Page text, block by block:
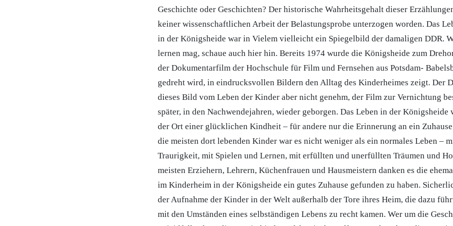
Geschichte oder Geschichten? Der historische Wahrheitsgehalt dieser
keiner wissenschaftlichen Arbeit der Belastungsprobe unterzogen worden. Das
in der Königsheide war in Vielem vielleicht ein Spiegelbild der damaligen DDR.
lernen mag, schaue auch hier hin. Bereits 1974 wurde die Königsheide zum
der Dokumentarfilm der Hochschule für Film und Fernsehen aus Potsdam-
gedreht wird, in eindrucksvollen Bildern den Alltag des Kinderheimes zeigt. Der
dieses Bild vom Leben der Kinder aber nicht genehm, der Film zur Vernichtung
später, in den Nachwendejahren, wieder geborgen. Das Leben in der Königsheide
der Ort einer glücklichen Kindheit – für andere nur die Erinnerung an ein
die meisten dort lebenden Kinder war es nicht weniger als ein normales Leben –
Traurigkeit, mit Spielen und Lernen, mit erfüllten und unerfüllten Träumen und
meisten Erziehern, Lehrern, Küchenfrauen und Hausmeistern danken es die
im Kinderheim in der Königsheide ein gutes Zuhause gefunden zu haben.
der Aufnahme der Kinder in der Welt außerhalb der Tore ihres Heim, die dazu
mit den Umständen eines selbständigen Lebens zu recht kamen. Wer um die